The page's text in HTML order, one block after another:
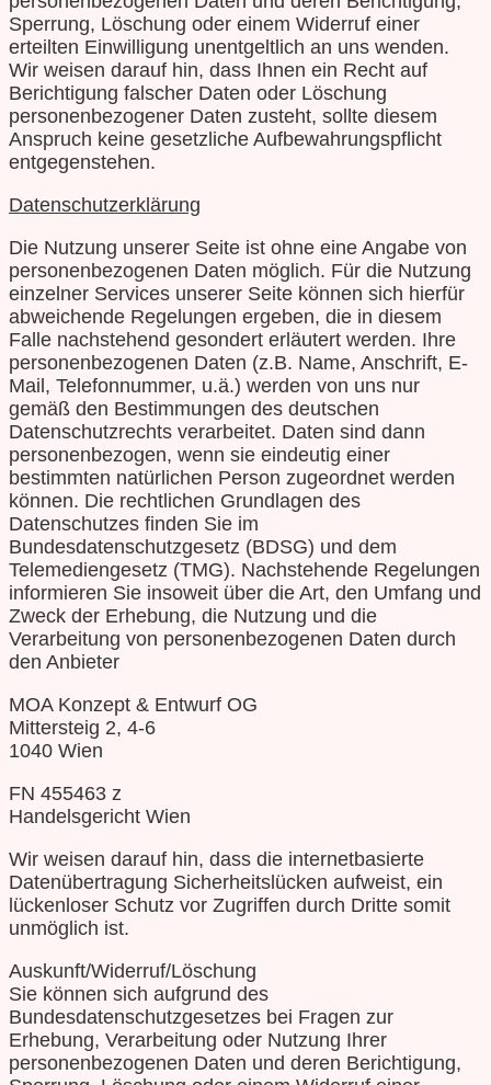
Sperrung, Löschung oder einem Widerruf einer
erteilten Einwilligung unentgeltlich an uns wenden.
Wir weisen darauf hin, dass Ihnen ein Recht auf
Berichtigung falscher Daten oder Löschung
personenbezogener Daten zusteht, sollte diesem
Anspruch keine gesetzliche Aufbewahrungspflicht
entgegenstehen.
Datenschutzerklärung
Die Nutzung unserer Seite ist ohne eine Angabe von
personenbezogenen Daten möglich. Für die Nutzung
einzelner Services unserer Seite können sich hierfür
abweichende Regelungen ergeben, die in diesem
Falle nachstehend gesondert erläutert werden. Ihre
personenbezogenen Daten (z.B. Name, Anschrift, E-
Mail, Telefonnummer, u.ä.) werden von uns nur
gemäß den Bestimmungen des deutschen
Datenschutzrechts verarbeitet. Daten sind dann
personenbezogen, wenn sie eindeutig einer
bestimmten natürlichen Person zugeordnet werden
können. Die rechtlichen Grundlagen des
Datenschutzes finden Sie im
Bundesdatenschutzgesetz (BDSG) und dem
Telemediengesetz (TMG). Nachstehende Regelungen
informieren Sie insoweit über die Art, den Umfang und
Zweck der Erhebung, die Nutzung und die
Verarbeitung von personenbezogenen Daten durch
den Anbieter
MOA Konzept & Entwurf OG
Mittersteig 2, 4-6
1040 Wien
FN 455463 z
Handelsgericht Wien
Wir weisen darauf hin, dass die internetbasierte
Datenübertragung Sicherheitslücken aufweist, ein
lückenloser Schutz vor Zugriffen durch Dritte somit
unmöglich ist.
Auskunft/Widerruf/Löschung
Sie können sich aufgrund des
Bundesdatenschutzgesetzes bei Fragen zur
Erhebung, Verarbeitung oder Nutzung Ihrer
personenbezogenen Daten und deren Berichtigung,